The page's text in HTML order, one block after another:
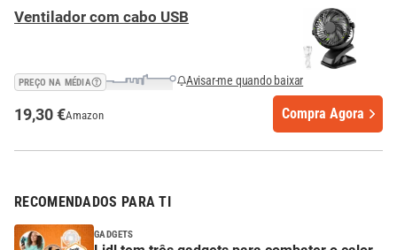
Ventilador com cabo USB
PREÇO NA MÉDIA Avisar-me quando baixar
19,30 €Amazon Compra Agora
RECOMENDADOS PARA TI
GADGETS